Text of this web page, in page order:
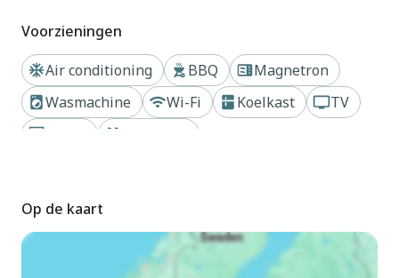
kookplaten, broodrooster, waterkoker, magnetron,
diepvriezer, elektrische koffiemachine). Bad/WC. Klein terras
overdekt. Terrasmeubelen, barbecue, ligstoelen (3). Ter
beschikking: wasmachine, strijkijzer, kinderstoel, kinderbed
tot 2 jaar, haardroger. Internet (WiFi, gratis). Parkeerplaats
ESFCTU00000302900025434000000000000000000AT-
438331-A2
Voorzieningen
Air conditioning
BBQ
Magnetron
Wasmachine
Wi-Fi Koelkast
TV
Op de kaart